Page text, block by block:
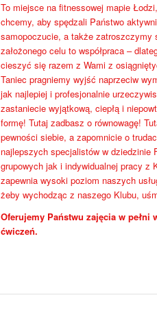
To miejsce na fitnessowej mapie
chcemy, aby spędzali Państwo
samopoczucie, a także zatroszczymy
założonego celu to współpraca –
cieszyć się razem z Wami z
Taniec pragniemy wyjść naprzeciw
jak najlepiej i profesjonalnie
zastaniecie wyjątkową, ciepłą i
formę! Tutaj zadbasz o równowagę!
pewności siebie, a zapomnicie o
najlepszych specjalistów w dziedzinie
grupowych jak i indywidualnej pracy z
zapewnia wysoki poziom naszych
żeby wychodząc z naszego Klubu,
Oferujemy Państwu zajęcia w
ćwiczeń.